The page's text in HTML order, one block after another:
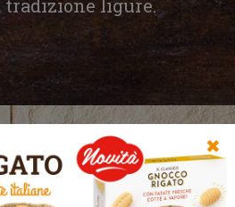
✖
tradizione ligure.